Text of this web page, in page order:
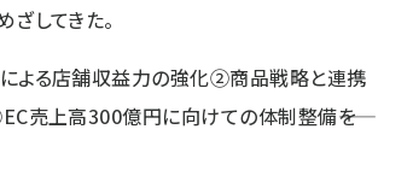
してきた。
よる店舗収益力の強化②商品戦略と連携
売上高300億円に向けての体制整備――を